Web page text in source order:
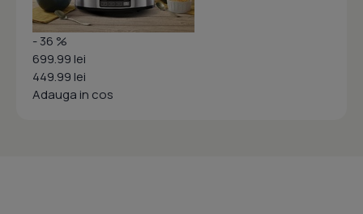
- 36 %
699.99 lei
449.99 lei
Adauga in cos